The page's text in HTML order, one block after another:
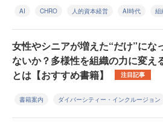
AI CHRO 人的資本経営 AI時代 組
女性やシニアが増えた“だけ”にな
ないか？多様性を組織の力に変え
とは【おすすめ書籍】
注目記事
書籍案内 ダイバーシティー・インクルージョン